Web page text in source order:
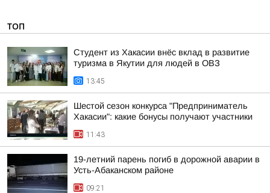
ТОП
Студент из Хакасии внёс вклад в развитие
туризма в Якутии для людей в ОВЗ
13:45
Шестой сезон конкурса "Предприниматель
Хакасии": какие бонусы получают участники
11:43
19-летний парень погиб в дорожной аварии в
Усть-Абаканском районе
09:21